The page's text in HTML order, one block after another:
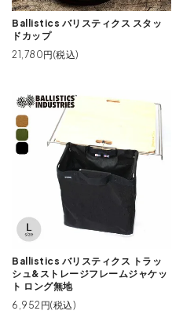
Ballistics バリスティクス スタッ
ドカップ
21,780円(税込)
Ballistics バリスティクス トラッ
シュ&ストレージフレームジャケッ
ト ロング無地
6,952円(税込)